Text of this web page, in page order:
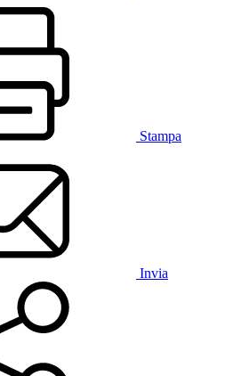
Stampa
Invia